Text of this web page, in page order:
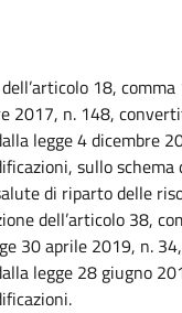
18,
2017, n. 148,
legge 4 dicembre
sullo schema
di riparto delle
dell’articolo 38,
30 aprile 2019, n.
legge 28 giugno